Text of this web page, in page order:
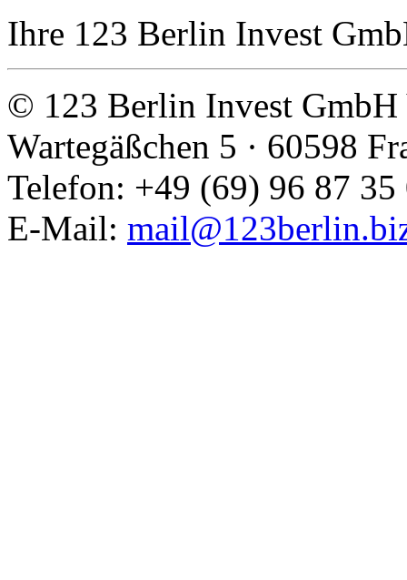
Ihre 123 Berlin Invest
© 123 Berlin Invest GmbH
Wartegäßchen 5 · 60598
Telefon: +49 (69) 96 87 35
E-Mail: